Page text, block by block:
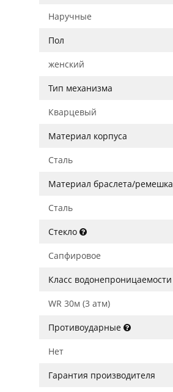
Наручные
Пол
женский
Тип механизма
Кварцевый
Материал корпуса
Сталь
Материал браслета/ремешка
Сталь
Стекло
Сапфировое
Класс водонепроницаемости
WR 30м (3 атм)
Противоударные
Нет
Гарантия производителя